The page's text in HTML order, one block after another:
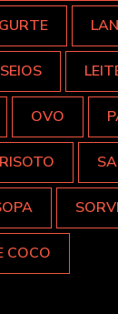
OVO
RISOTO
COCO